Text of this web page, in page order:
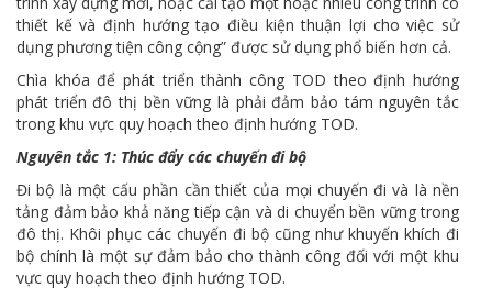
thiết kế và định hướng tạo điều kiện thuận lợi cho việc sử
dụng phương tiện công cộng” được sử dụng phổ biến hơn cả.
Chìa khóa để phát triển thành công TOD theo định hướng
phát triển đô thị bền vững là phải đảm bảo tám nguyên tắc
trong khu vực quy hoạch theo định hướng TOD.
Nguyên tắc 1: Thúc đẩy các chuyến đi bộ
Đi bộ là một cấu phần cần thiết của mọi chuyến đi và là nền
tảng đảm bảo khả năng tiếp cận và di chuyển bền vững trong
đô thị. Khôi phục các chuyến đi bộ cũng như khuyến khích đi
bộ chính là một sự đảm bảo cho thành công đối với một khu
vực quy hoạch theo định hướng TOD.